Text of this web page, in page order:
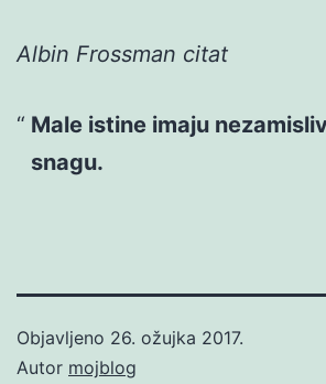
Albin Frossman citat
Male istine imaju
snagu.
Objavljeno 26. ožujka 2017.
Autor mojblog